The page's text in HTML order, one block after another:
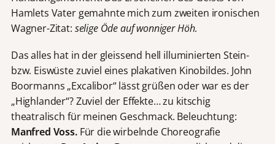
Hamlets Vater gemahnte mich zum zweiten ironischen
Wagner-Zitat: selige Öde auf wonniger Höh.
Das alles hat in der gleissend hell illuminierten Stein-
bzw. Eiswüste zuviel eines plakativen Kinobildes. John
Boormanns „Excalibor“ lässt grüßen oder war es der
„Highlander“? Zuviel der Effekte… zu kitschig
theatralisch für meinen Geschmack. Beleuchtung:
Manfred Voss.Für die wirbelnde Choreografie